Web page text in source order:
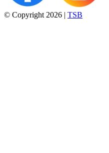
© Copyright 2026 | TSB